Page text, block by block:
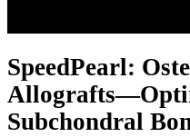
SpeedPearl:
Subchondral